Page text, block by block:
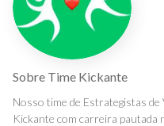
Sobre Time Kickante
Nosso time de Estrategistas
Kickante com carreira pautada